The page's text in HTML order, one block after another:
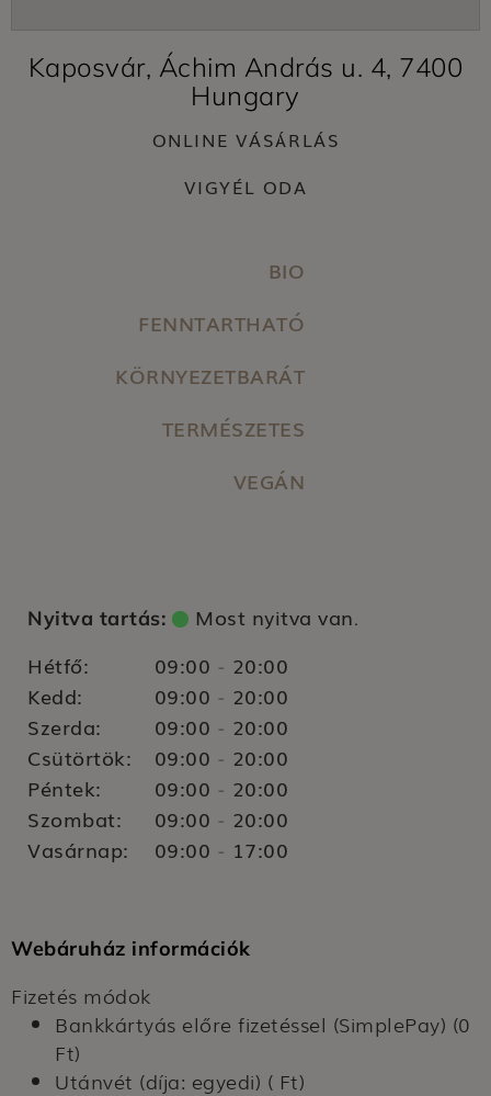
Kaposvár, Áchim András u. 4, 7400
Hungary
ONLINE VÁSÁRLÁS
VIGYÉL ODA
BIO
FENNTARTHATÓ
KÖRNYEZETBARÁT
TERMÉSZETES
VEGÁN
Nyitva tartás: Most nyitva van.
Hétfő: 09:00 - 20:00
Kedd:
09:00 - 20:00
Szerda:
09:00 - 20:00
Csütörtök:
09:00 - 20:00
Péntek:
09:00 - 20:00
Szombat:
09:00 - 20:00
Vasárnap:
09:00 - 17:00
Webáruház információk
Fizetés módok
Bankkártyás előre fizetéssel (SimplePay) (0
Ft)
Utánvét (díja: egyedi) ( Ft)